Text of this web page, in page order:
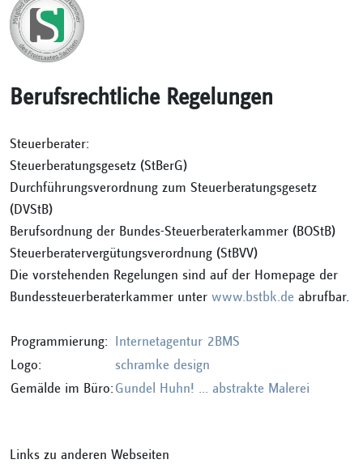
Berufsrechtliche Regelungen
Steuerberater:
Steuerberatungsgesetz (StBerG)
Durchführungsverordnung zum Steuerberatungsgesetz
(DVStB)
Berufsordnung der Bundes-Steuerberaterkammer (BOStB)
Steuerberatervergütungsverordnung (StBVV)
Die vorstehenden Regelungen sind auf der Homepage der
Bundessteuerberaterkammer unter www.bstbk.de abrufbar.
Programmierung:
Internetagentur 2BMS
Logo:
schramke design
Gemälde im Büro: Gundel Huhn! ... abstrakte Malerei
Links zu anderen Webseiten